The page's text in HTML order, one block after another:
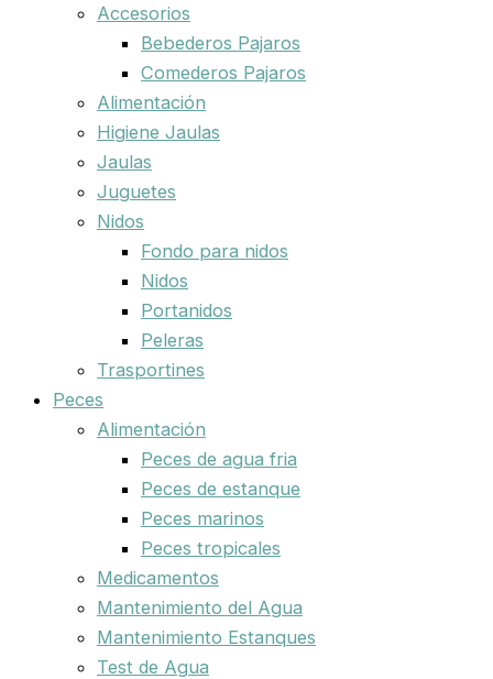
Accesorios
Bebederos Pajaros
Comederos Pajaros
Alimentación
Higiene Jaulas
Jaulas
Juguetes
Nidos
Fondo para nidos
Nidos
Portanidos
Peleras
Trasportines
Peces
Alimentación
Peces de agua fria
Peces de estanque
Peces marinos
Peces tropicales
Medicamentos
Mantenimiento del Agua
Mantenimiento Estanques
Test de Agua